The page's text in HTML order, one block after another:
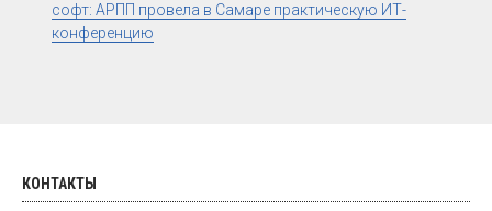
софт: АРПП провела в Самаре практическую ИТ-
конференцию
КОНТАКТЫ